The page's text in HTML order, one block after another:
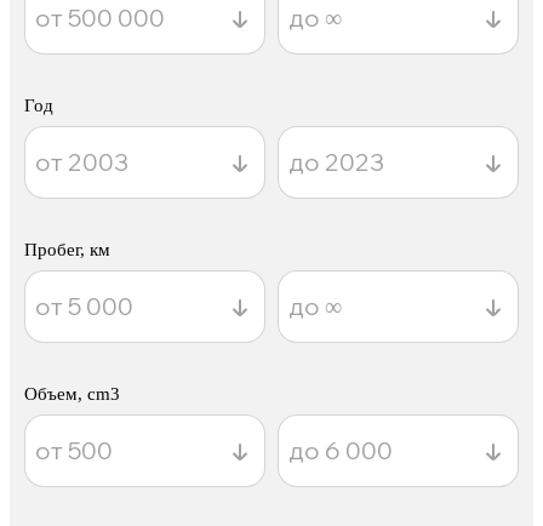
Год
Пробег, км
Объем, cm3